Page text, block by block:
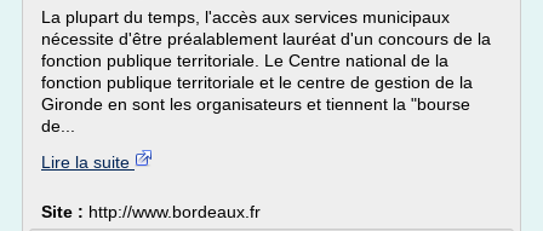
La plupart du temps, l'accès aux services municipaux
nécessite d'être préalablement lauréat d'un concours de la
fonction publique territoriale. Le Centre national de la
fonction publique territoriale et le centre de gestion de la
Gironde en sont les organisateurs et tiennent la "bourse
de...
Lire la suite
Site : http://www.bordeaux.fr